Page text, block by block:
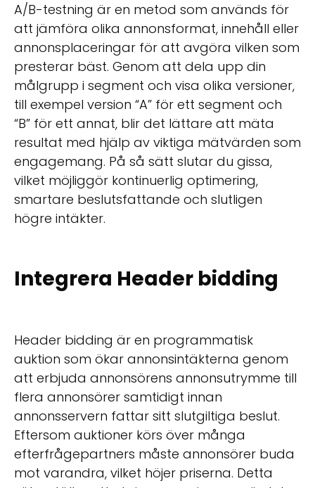
A/B-testning är en metod som används för
att jämföra olika annonsformat, innehåll eller
annonsplaceringar för att avgöra vilken som
presterar bäst. Genom att dela upp din
målgrupp i segment och visa olika versioner,
till exempel version “A” för ett segment och
“B” för ett annat, blir det lättare att mäta
resultat med hjälp av viktiga mätvärden som
engagemang. På så sätt slutar du gissa,
vilket möjliggör kontinuerlig optimering,
smartare beslutsfattande och slutligen
högre intäkter.
Integrera Header bidding
Header bidding är en programmatisk
auktion som ökar annonsintäkterna genom
att erbjuda annonsörens annonsutrymme till
flera annonsörer samtidigt innan
annonsservern fattar sitt slutgiltiga beslut.
Eftersom auktioner körs över många
efterfrågepartners måste annonsörer buda
mot varandra, vilket höjer priserna. Detta